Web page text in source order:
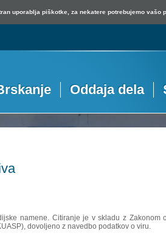
uporablja piškotke, za nekatere potrebujemo vašo
Oddaja dela
namene. Citiranje je v skladu z
dovoljeno z navedbo podatkov o viru.